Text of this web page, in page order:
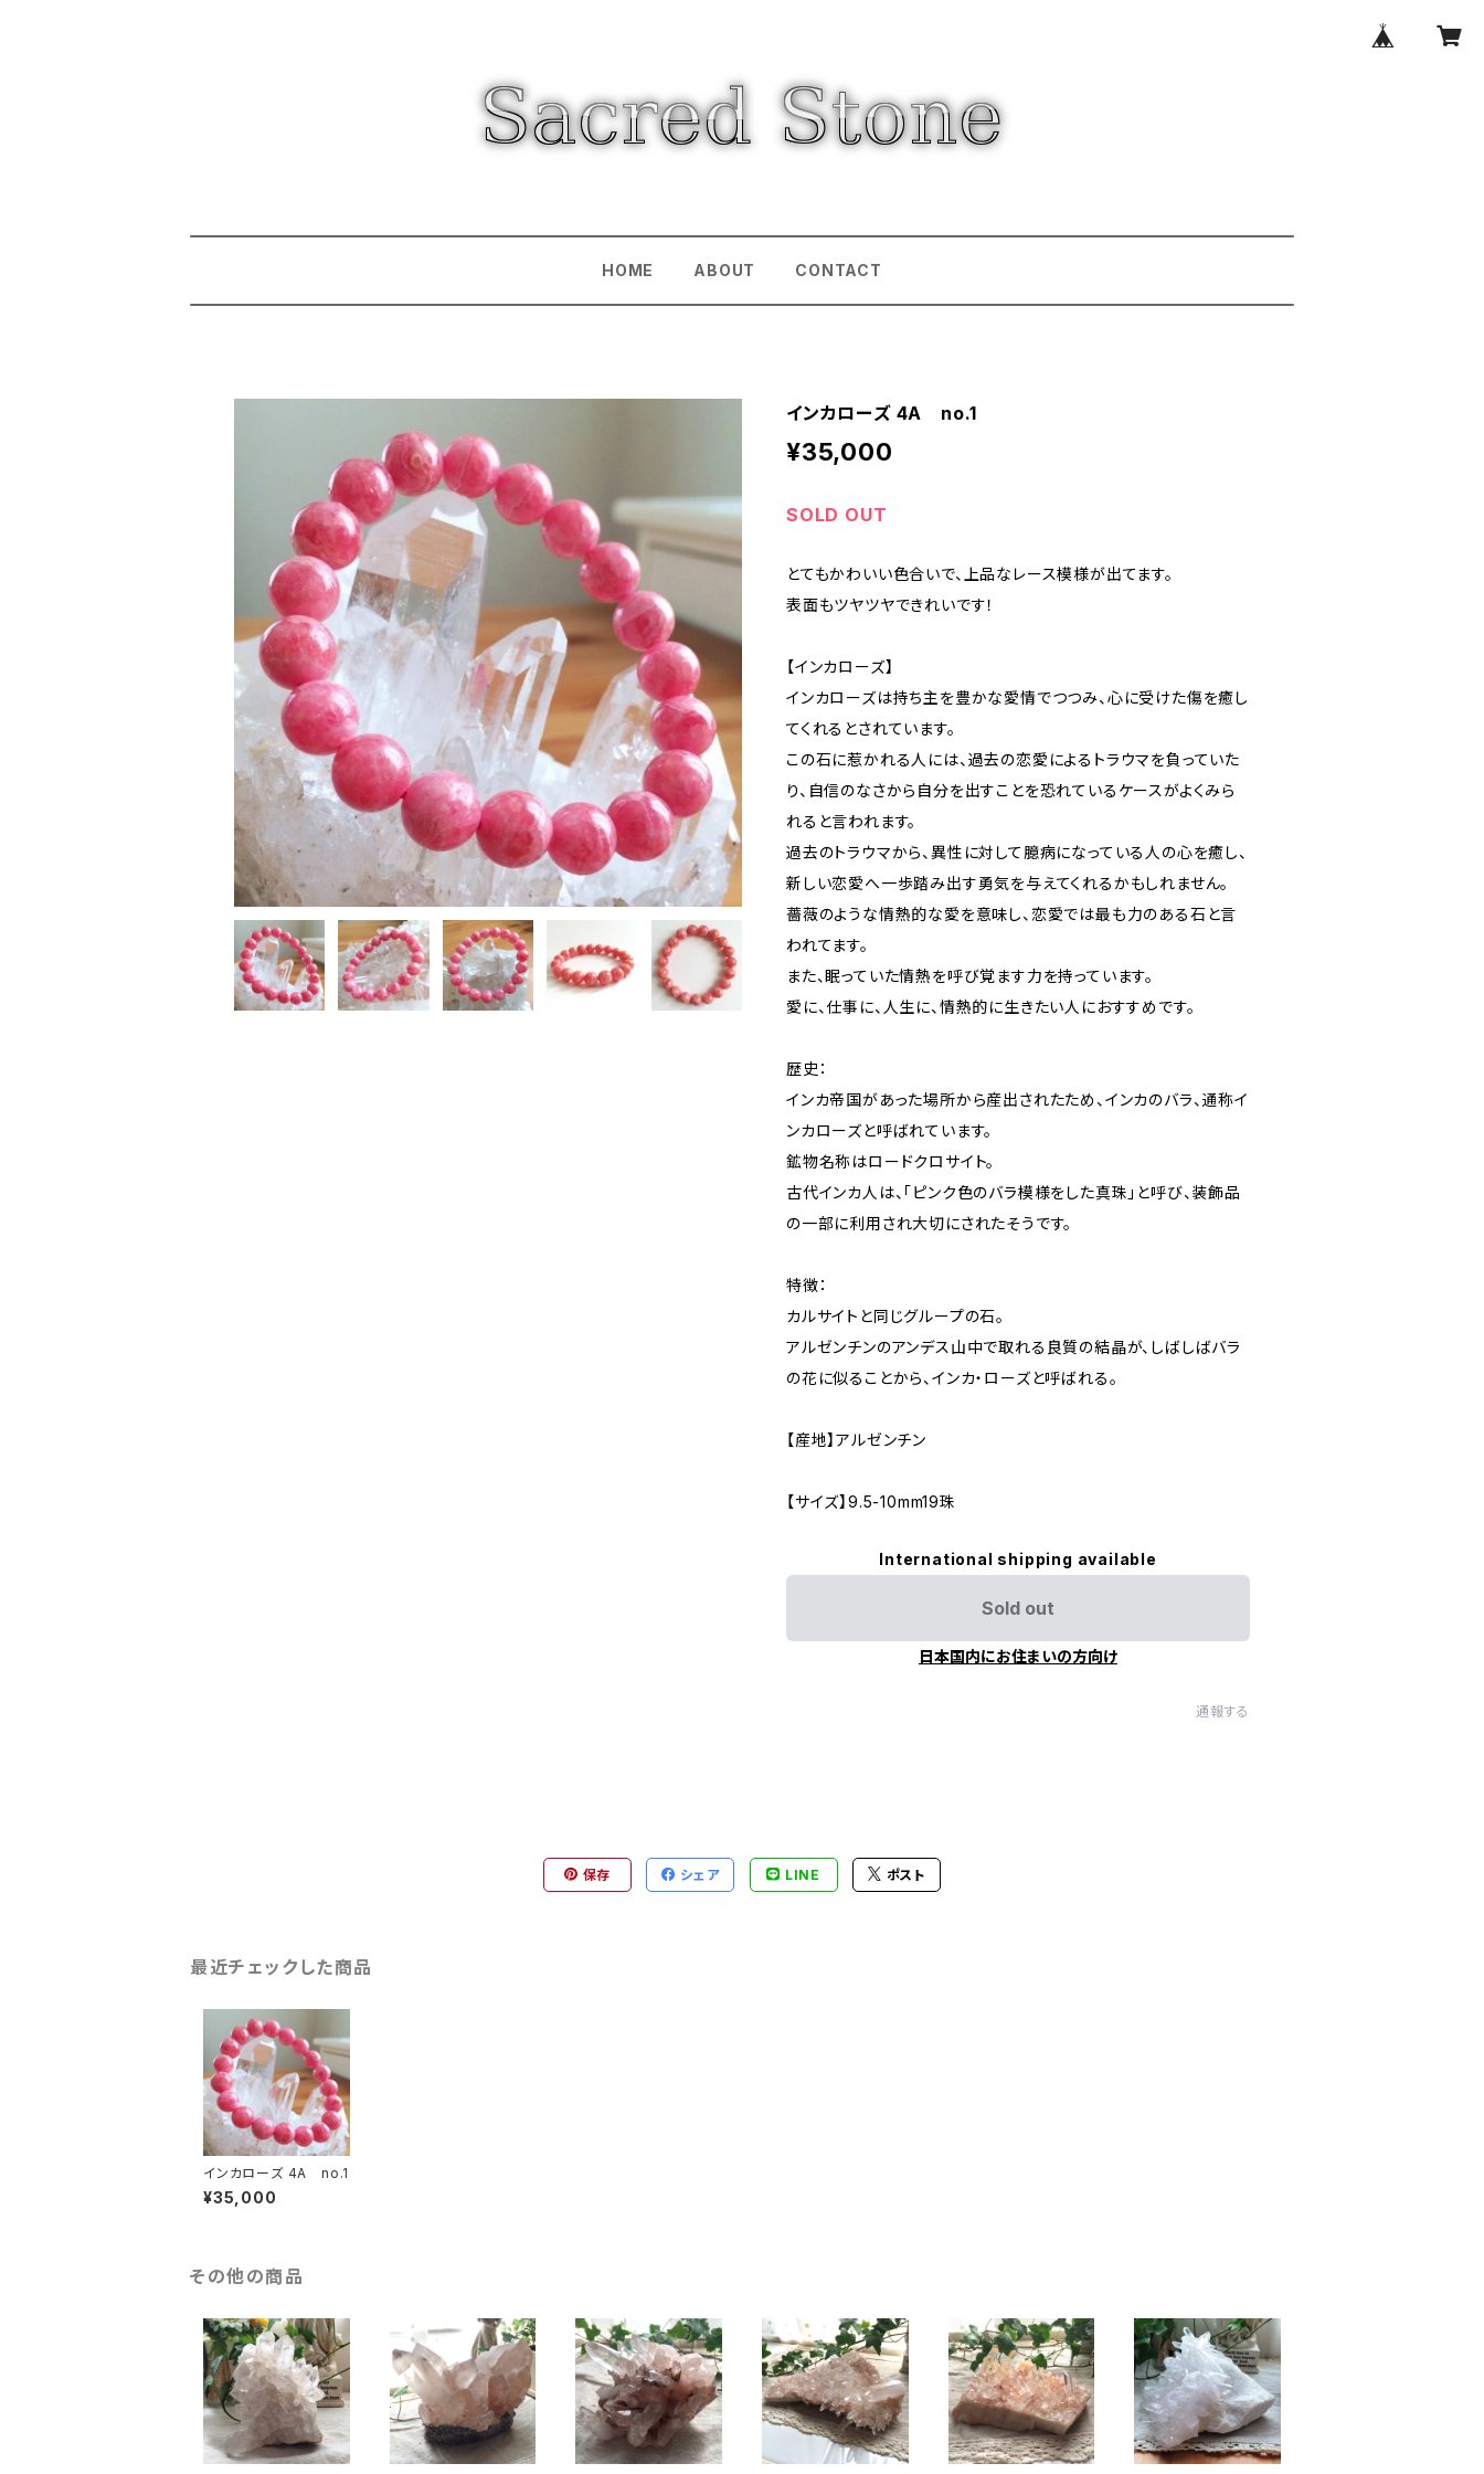
HOME ABOUT CONTACT
インカローズ 4A no.1
¥35,000
SOLD OUT
とてもかわいい色合いで、上品なレース模様が出てます。
表面もツヤツヤできれいです！
【インカローズ】
インカローズは持ち主を豊かな愛情でつつみ、心に受けた傷を癒し
てくれるとされています。
この石に惹かれる人には、過去の恋愛によるトラウマを負っていた
り、自信のなさから自分を出すことを恐れているケースがよくみら
れると言われます。
過去のトラウマから、異性に対して臆病になっている人の心を癒し、
新しい恋愛へ一歩踏み出す勇気を与えてくれるかもしれません。
薔薇のような情熱的な愛を意味し、恋愛では最も力のある石と言
われてます。
また、眠っていた情熱を呼び覚ます力を持っています。
愛に、仕事に、人生に、情熱的に生きたい人におすすめです。
歴史：
インカ帝国があった場所から産出されたため、インカのバラ、通称イ
ンカローズと呼ばれています。
鉱物名称はロードクロサイト。
古代インカ人は、「ピンク色のバラ模様をした真珠」と呼び、装飾品
の一部に利用され大切にされたそうです。
特徴：
カルサイトと同じグループの石。
アルゼンチンのアンデス山中で取れる良質の結晶が、しばしばバラ
の花に似ることから、インカ・ローズと呼ばれる。
【産地】アルゼンチン
【サイズ】9.5-10mm19珠
International shipping available
Sold out
日本国内にお住まいの方向け
通報する
保存 シェア LINE ポスト
最近チェックした商品
インカローズ 4A no.1
¥35,000
その他の商品